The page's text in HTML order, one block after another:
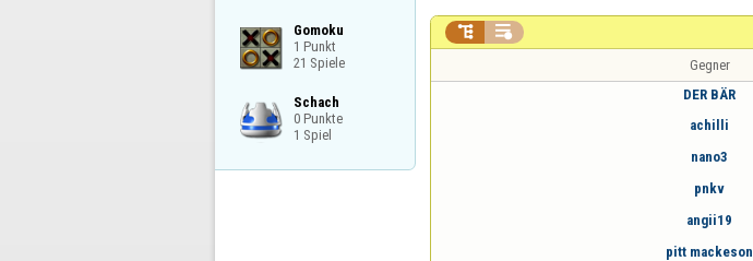
Gomoku
1 Punkt
21 Spiele
Schach
0 Punkte
1 Spiel
 
Gegner
DER BÄR
achilli
nano3
pnkv
angii19
pitt mackeson